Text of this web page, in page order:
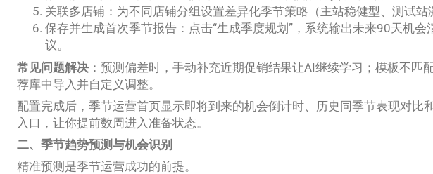
关联多店铺：为不同店铺分组设置差异化季节策略（主站稳健型、测试站
保存并生成首次季节报告：点击“生成季度规划”，系统输出未来90天机会
议。
常见问题解决 ：预测偏差时，手动补充近期促销结果让AI继续学习；模板不匹
荐库中导入并自定义调整。
配置完成后，季节运营首页显示即将到来的机会倒计时、历史同季节表现对比
入口，让你提前数周进入准备状态。
二、季节趋势预测与机会识别
精准预测是季节运营成功的前提。